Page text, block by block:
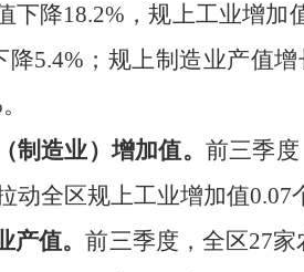
下降18.2% ，规上工业增加
降5.4% ；规上制造业产值增
。
制造业）增加值。 前三季
动全区规上工业增加值0.07
产值。前三季度，全区27家